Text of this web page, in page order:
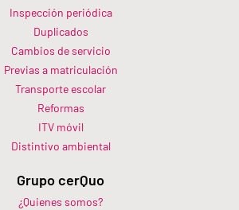
Inspección periódica
Duplicados
Cambios de servicio
Previas a matriculación
Transporte escolar
Reformas
ITV móvil
Distintivo ambiental
Grupo cerQuo
¿Quienes somos?